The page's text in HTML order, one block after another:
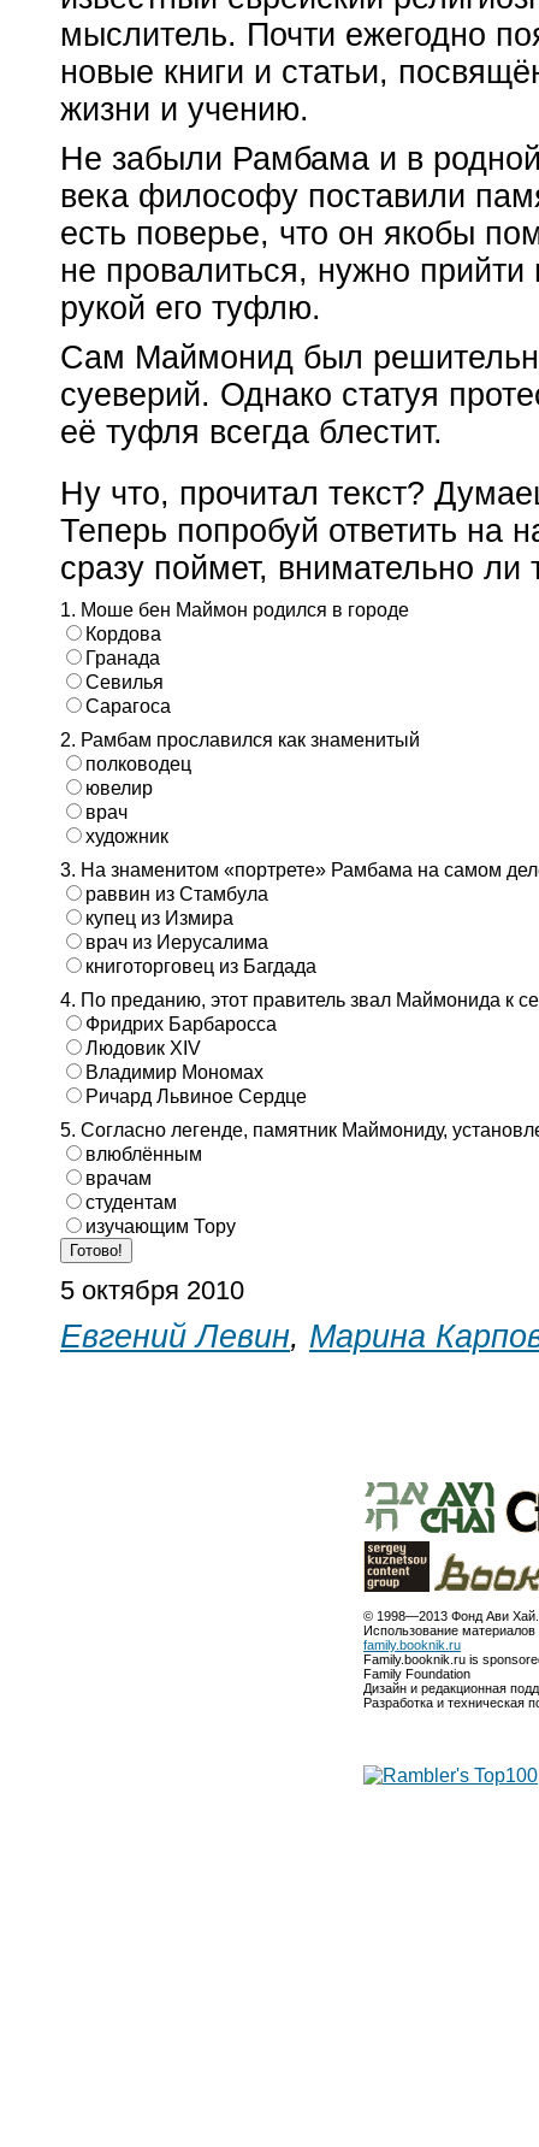
мыслитель. Почти ежегодно
новые книги и статьи,
жизни и учению.
Не забыли Рамбама и в
века философу поставили
есть поверье, что он якобы
не провалиться, нужно прийти
рукой его туфлю.
Сам Маймонид был
суеверий. Однако статуя
её туфля всегда блестит.
Ну что, прочитал текст?
Теперь попробуй ответить
сразу поймет, внимательно
1. Моше бен Маймон родился в городе
Кордова
Гранада
Севилья
Сарагоса
2. Рамбам прославился как знаменитый
полководец
ювелир
врач
художник
3. На знаменитом «портрете» Рамбама на самом
раввин из Стамбула
купец из Измира
врач из Иерусалима
книготорговец из Багдада
4. По преданию, этот правитель звал Маймонида к
Фридрих Барбаросса
Людовик XIV
Владимир Мономах
Ричард Львиное Сердце
5. Согласно легенде, памятник Маймониду,
влюблённым
врачам
студентам
изучающим Тору
5 октября 2010
Евгений Левин, Марина
© 1998—2013 Фонд Ави
Использование
family.booknik.ru
Family.booknik.ru is
Family Foundation
Дизайн и редакционная
Разработка и техническая